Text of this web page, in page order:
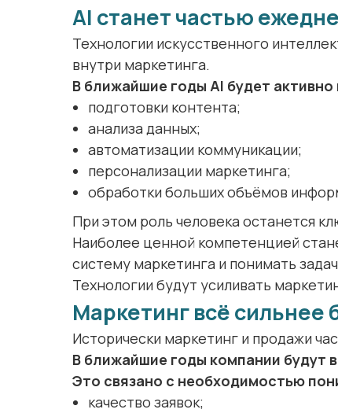
AI станет частью
Технологии искусственного
внутри маркетинга.
В ближайшие годы AI будет
подготовки контента;
анализа данных;
автоматизации коммуникации;
персонализации маркетинга;
обработки больших объёмов
При этом роль человека останется
Наиболее ценной компетенцией
систему маркетинга и понимать
Технологии будут усиливать
Маркетинг всё сильнее
Исторически маркетинг и продажи
В ближайшие годы компании будут
Это связано с необходимостью
качество заявок;